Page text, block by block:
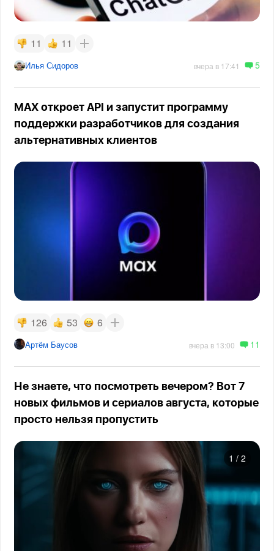
11 11
Илья Сидоров вчера в 17:41 5
MAX откроет API и запустит программу
поддержки разработчиков для создания
альтернативных клиентов
126 53 6
Артём Баусов вчера в 13:00 11
Не знаете, что посмотреть вечером? Вот 7
новых фильмов и сериалов августа, которые
просто нельзя пропустить
1 / 2